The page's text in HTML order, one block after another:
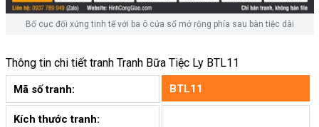
Bố cục đối xứng tinh tế với ba ô cửa sổ mở rộng phía sau bàn tiệc dài
Thông tin chi tiết tranh Tranh Bữa Tiệc Ly BTL11
Mã số tranh: BTL11
Kích thước tranh: